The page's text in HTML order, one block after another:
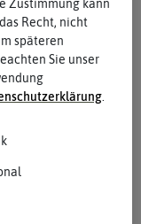
Zustimmung kann
Recht, nicht
späteren
Sie unser